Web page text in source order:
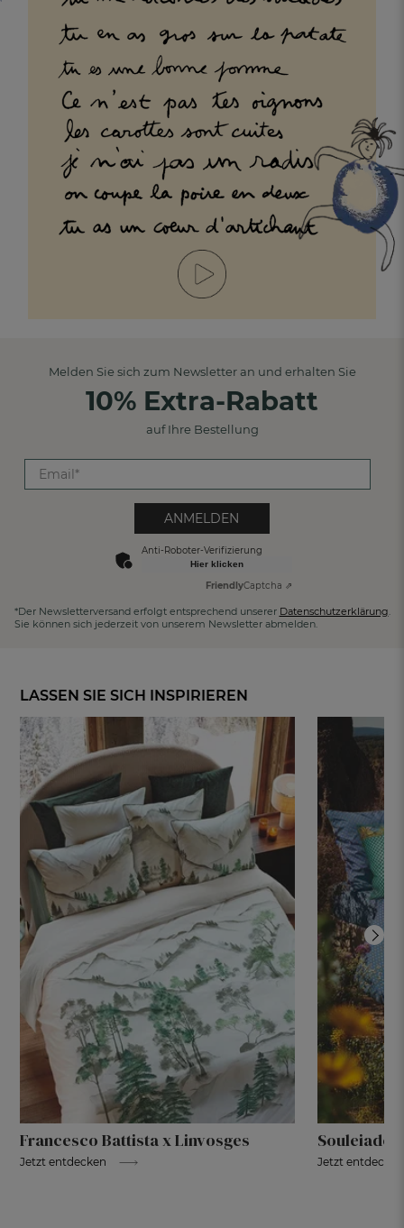
Melden Sie sich zum Newsletter an und erhalten Sie
10% Extra-Rabatt
auf Ihre Bestellung
ANMELDEN
Anti-Roboter-Verifizierung
Hier klicken
FriendlyCaptcha ⇗
*Der Newsletterversand erfolgt entsprechend unserer Datenschutzerklärung
Sie können sich jederzeit von unserem Newsletter abmelden.
LASSEN SIE SICH INSPIRIEREN
Francesco Battista x Linvosges
Jetzt entdecken
Souleiado
Jetzt